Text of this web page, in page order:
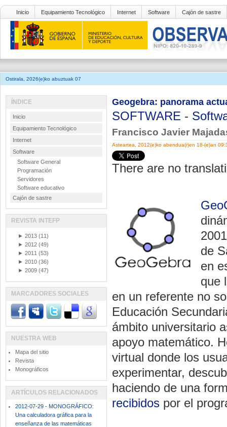
Inicio Equipamiento Tecnológico Internet Software Cajón de sastre
Ostirala, 2026(e)ko abuztuak 07
Geogebra: panorama
SOFTWARE -
Francisco Javier
Asteartea, 2012(e)ko abendua(r)en 18-(e)an
There are no
de
en
que
en un referente no
Educación
ámbito universitario
apoyo matemático.
virtual donde los
experimentar,
haciendo de una
recibidos por el
ÍNDICE
Inicio
Equipamiento Tecnológico
Internet
Software
Software General
Programación
Servidores
Software educativo
Cajón de sastre
REVISTA INTEFP
► 2013 (11)
► 2012 (49)
► 2011 (53)
► 2010 (36)
► 2009 (47)
MARCADORES SOCIALES
NUESTRA WEB
Mapa del sitio
Revista
Monográficos
ARTÍCULOS RELACIONADOS
2012-07-29 - MONOGRÁFICO:
Una calculadora gráfica para la
enseñanza de las matemáticas